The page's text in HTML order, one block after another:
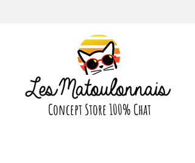
Concept Store 100% Chat